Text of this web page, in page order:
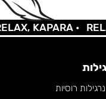
KAPARA •
נרגילות רוסיות